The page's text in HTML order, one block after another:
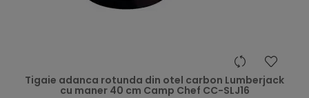
Tigaie adanca rotunda din otel carbon Lumberjack
cu maner 40 cm Camp Chef CC-SLJ16